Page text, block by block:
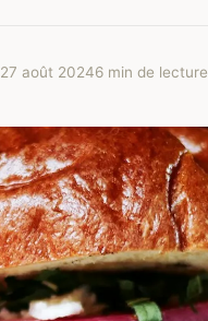
27 août 20246 min de lecture